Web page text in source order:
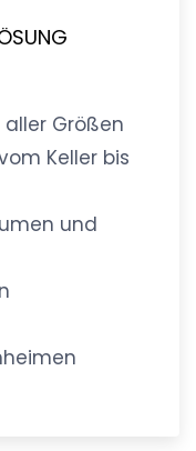
Größen
Keller bis
und